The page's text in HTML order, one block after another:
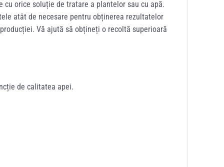
orice soluție de tratare a plantelor sau cu apă.
atât de necesare pentru obținerea rezultatelor
Vă ajută să obțineți o recoltă superioară
de calitatea apei.